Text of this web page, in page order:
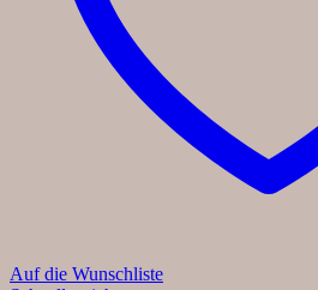
Auf die Wunschliste